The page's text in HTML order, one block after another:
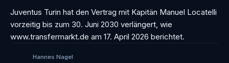
Juventus Turin hat den Vertrag mit Kapitän Manuel Locatelli
vorzeitig bis zum 30. Juni 2030 verlängert, wie
www.transfermarkt.de am 17. April 2026 berichtet.
Hannes Nagel